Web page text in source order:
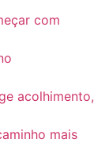
com
acolhimento,
mais